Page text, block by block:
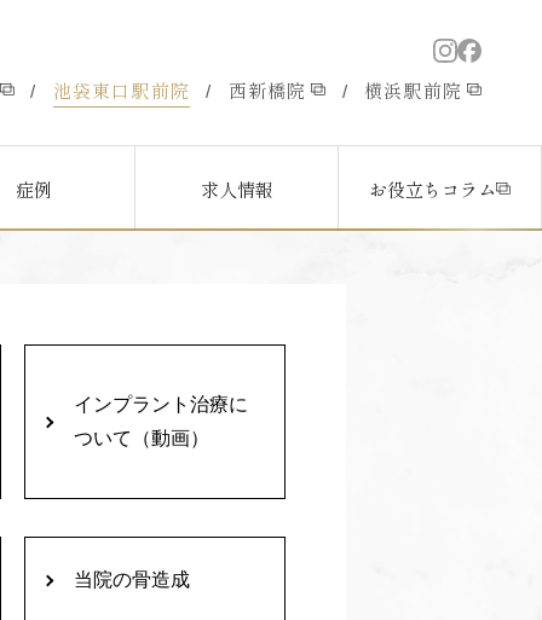
/ 池袋東口駅前院 / 西新橋院 / 横浜駅前院
症例 求人情報 お役立ちコラム
インプラント治療に
ついて（動画）
当院の骨造成